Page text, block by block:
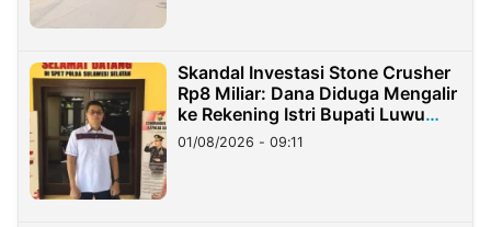
Skandal Investasi Stone Crusher
Rp8 Miliar: Dana Diduga Mengalir
ke Rekening Istri Bupati Luwu
Timur
01/08/2026 - 09:11